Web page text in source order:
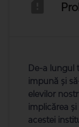
De-a lungul
impună şi
elevilor
implicărea
acestei